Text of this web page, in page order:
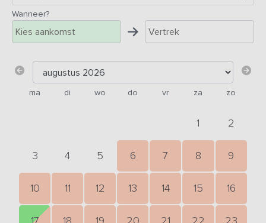
Wanneer?
ma di wo do vr za zo
1 2
3 4 5 6 7 8 9
10 11 12 13 14 15 16